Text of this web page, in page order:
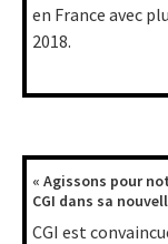
en France avec
2018.
« Agissons pour
CGI dans sa
CGI est